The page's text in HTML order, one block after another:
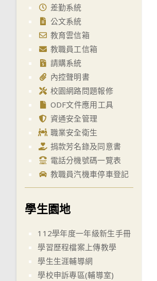
差勤系統
公文系統
教育雲信箱
教職員工信箱
請購系統
內控聲明書
校園網路問題報修
ODF文件應用工具
資通安全管理
職業安全衛生
捐款芳名錄及同意書
電話分機號碼一覽表
教職員汽機車停車登記
學生園地
112學年度一年級新生手冊
學習歷程檔案上傳教學
學生生涯輔導網
學校申訴專區(輔導室)